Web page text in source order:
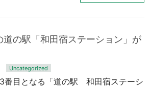
道の駅「和田宿ステーション」が
Uncategorized
番目となる「道の駅 和田宿ステーシ